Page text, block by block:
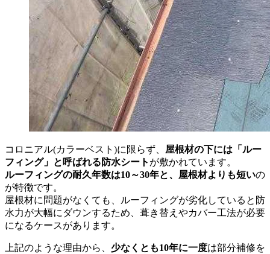
コロニアル(カラーベスト)に限らず、 屋根材の下には「ルー
フィング」と呼ばれる防水シート が敷かれています。
ルーフィングの耐久年数は10～30年と、屋根材よりも短いの
が特徴です。
屋根材に問題がなくても、ルーフィングが劣化していると防
水力が大幅にダウンするため、葺き替えやカバー工法が必要
になるケースがあります。
上記のような理由から、 少なくとも10年に一度は部分補修を